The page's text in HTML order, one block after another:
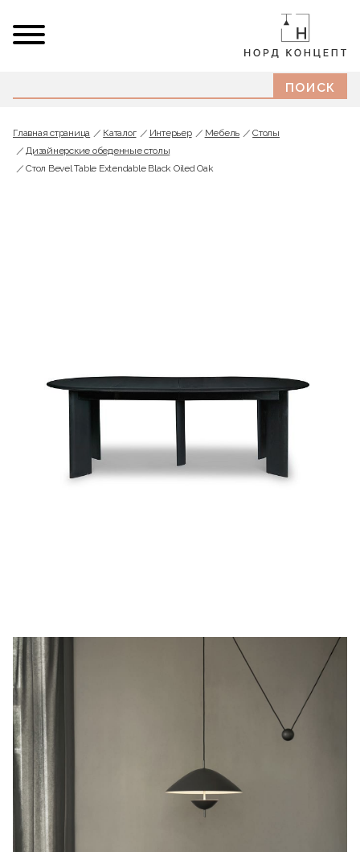
Главная страница Каталог Интерьер Мебель
Cтолы
Дизайнерские обеденные столы
Стол Bevel Table Extendable Black Oiled Oak